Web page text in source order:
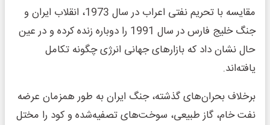
مقایسه‌ با تحریم نفتی اعراب در سال 1973، انقلاب ایران و
جنگ خلیج فارس در سال 1991 را دوباره زنده کرده و در عین
حال نشان داد که بازارهای جهانی انرژی چگونه تکامل
یافته‌اند.
برخلاف بحران‌های گذشته، جنگ ایران به طور همزمان عرضه
نفت خام، گاز طبیعی، سوخت‌های تصفیه‌شده و کود را مختل